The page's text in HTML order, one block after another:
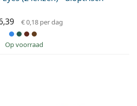
€ 0,18 per dag
op voorraad